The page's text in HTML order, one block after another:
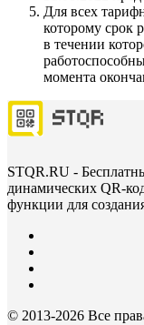
Для всех
которому срок
в течении
момента
STQR.RU -
динамических QR-
функции для
© 2013-2026 Все